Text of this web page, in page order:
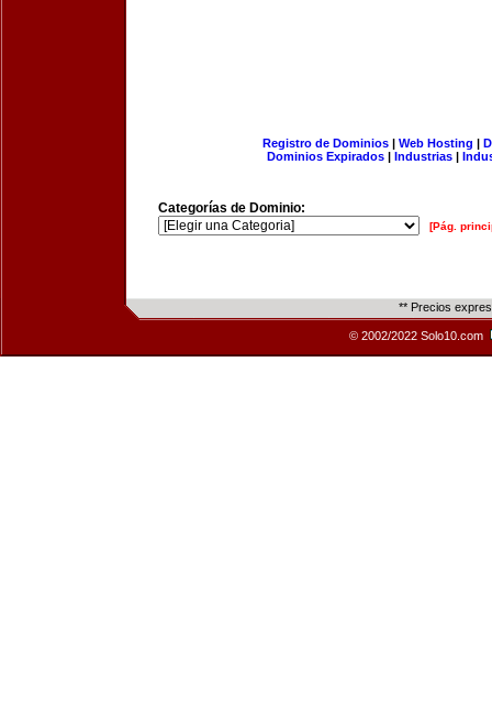
Registro de Dominios| Web Hosting |
Dominios Expirados | Industrias |
Categorías de Dominio:
[Pág.
** Precios
© 2002/2022 Solo10.com